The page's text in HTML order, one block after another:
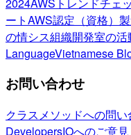
ートAWS認定（資格）
の情シス組織開発室の活
LanguageVietnamese
お問い合わせ
クラスメソッドへの問
DevelopersIOへのご意見